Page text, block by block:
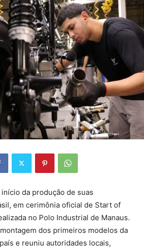
da produção de suas
em cerimônia oficial de Start of
no Polo Industrial de Manaus.
dos primeiros modelos da
e reuniu autoridades locais,